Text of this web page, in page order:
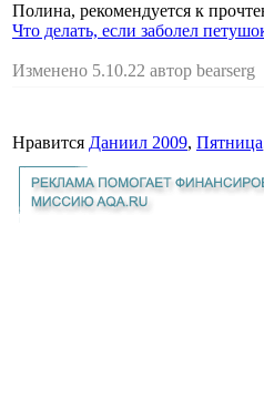
Полина, рекомендуется к
Что делать, если заболел
Изменено 5.10.22 автор bearserg
Нравится Даниил 2009, Пятница